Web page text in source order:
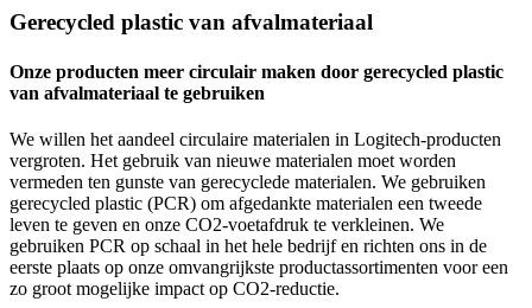
Gerecycled plastic van afvalmateriaal
Onze producten meer circulair maken door gerecycled plastic
van afvalmateriaal te gebruiken
We willen het aandeel circulaire materialen in Logitech-producten
vergroten. Het gebruik van nieuwe materialen moet worden
vermeden ten gunste van gerecyclede materialen. We gebruiken
gerecycled plastic (PCR) om afgedankte materialen een tweede
leven te geven en onze CO2-voetafdruk te verkleinen. We
gebruiken PCR op schaal in het hele bedrijf en richten ons in de
eerste plaats op onze omvangrijkste productassortimenten voor een
zo groot mogelijke impact op CO2-reductie.